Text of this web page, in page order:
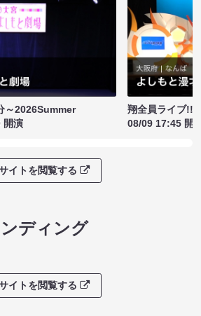
～2026Summer
開演
翔全員ライブ!!!
08/09 17:45 開
イトを閲覧する
ディング
イトを閲覧する